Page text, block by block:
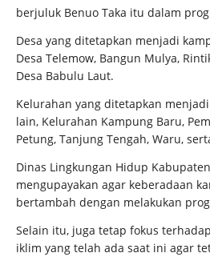
berjuluk Benuo Taka itu dalam
Desa yang ditetapkan menjadi
Desa Telemow, Bangun Mulya,
Desa Babulu Laut.
Kelurahan yang ditetapkan
lain, Kelurahan Kampung Baru,
Petung, Tanjung Tengah, Waru,
Dinas Lingkungan Hidup
mengupayakan agar keberadaan
bertambah dengan melakukan
Selain itu, juga tetap fokus
iklim yang telah ada saat ini agar